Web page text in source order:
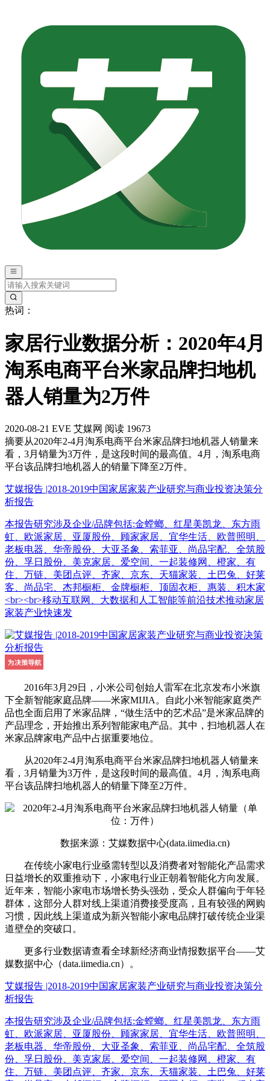
热词：
家居行业数据分析：2020年4月
淘系电商平台米家品牌扫地机
器人销量为2万件
2020-08-21 EVE 艾媒网 阅读 19673
摘要从2020年2-4月淘系电商平台米家品牌扫地机器人销量来
看，3月销量为3万件，是这段时间的最高值。4月，淘系电商
平台该品牌扫地机器人的销量下降至2万件。
艾媒报告 |2018-2019中国家居家装产业研究与商业投资决策分
析报告
本报告研究涉及企业/品牌包括:金螳螂、红星美凯龙、东方雨
虹、欧派家居、亚厦股份、顾家家居、宜华生活、欧普照明、
老板电器、华帝股份、大亚圣象、索菲亚、尚品宅配、全筑股
份、孚日股份、美克家居、爱空间、一起装修网、橙家、有
住、万链、美团点评、齐家、京东、天猫家装、土巴兔、好莱
客、尚品宅、杰邦橱柜、金牌橱柜、顶固衣柜、惠装、积木家
<br><br>移动互联网、大数据和人工智能等前沿技术推动家居
家装产业快速发
2016年3月29日，小米公司创始人雷军在北京发布小米旗
下全新智能家庭品牌——米家MIJIA。自此小米智能家庭类产
品也全面启用了米家品牌，“做生活中的艺术品”是米家品牌的
产品理念，开始推出系列智能家电产品。其中，扫地机器人在
米家品牌家电产品中占据重要地位。
从2020年2-4月淘系电商平台米家品牌扫地机器人销量来
看，3月销量为3万件，是这段时间的最高值。4月，淘系电商
平台该品牌扫地机器人的销量下降至2万件。
数据来源：艾媒数据中心(data.iimedia.cn)
在传统小家电行业亟需转型以及消费者对智能化产品需求
日益增长的双重推动下，小家电行业正朝着智能化方向发展。
近年来，智能小家电市场增长势头强劲，受众人群偏向于年轻
群体，这部分人群对线上渠道消费接受度高，且有较强的网购
习惯，因此线上渠道成为新兴智能小家电品牌打破传统企业渠
道壁垒的突破口。
更多行业数据请查看全球新经济商业情报数据平台——艾
媒数据中心（data.iimedia.cn）。
艾媒报告 |2018-2019中国家居家装产业研究与商业投资决策分
析报告
本报告研究涉及企业/品牌包括:金螳螂、红星美凯龙、东方雨
虹、欧派家居、亚厦股份、顾家家居、宜华生活、欧普照明、
老板电器、华帝股份、大亚圣象、索菲亚、尚品宅配、全筑股
份、孚日股份、美克家居、爱空间、一起装修网、橙家、有
住、万链、美团点评、齐家、京东、天猫家装、土巴兔、好莱